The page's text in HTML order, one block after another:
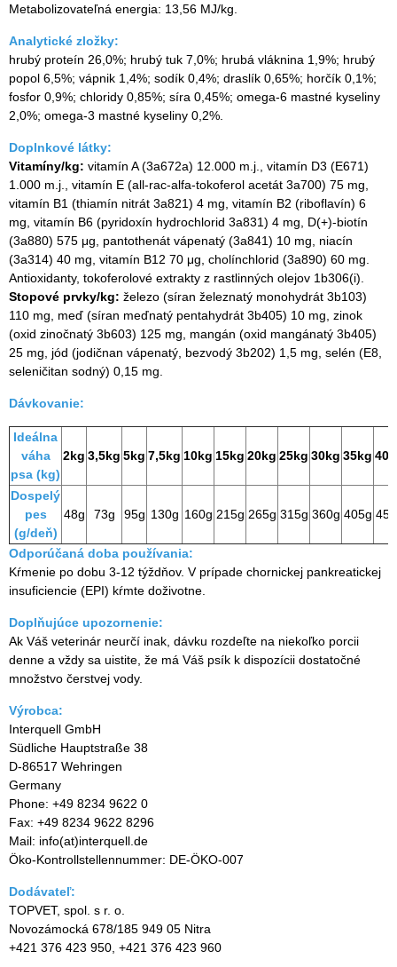
Metabolizovateľná energia: 13,56 MJ/kg.
Analytické zložky:
hrubý proteín 26,0%; hrubý tuk 7,0%; hrubá vláknina 1,9%; hrubý
popol 6,5%; vápnik 1,4%; sodík 0,4%; draslík 0,65%; horčík 0,1%;
fosfor 0,9%; chloridy 0,85%; síra 0,45%; omega-6 mastné kyseliny
2,0%; omega-3 mastné kyseliny 0,2%.
Doplnkové látky:
Vitamíny/kg: vitamín A (3a672a) 12.000 m.j., vitamín D3 (E671)
1.000 m.j., vitamín E (all-rac-alfa-tokoferol acetát 3a700) 75 mg,
vitamín B1 (thiamín nitrát 3a821) 4 mg, vitamín B2 (riboflavín) 6
mg, vitamín B6 (pyridoxín hydrochlorid 3a831) 4 mg, D(+)-biotín
(3a880) 575 μg, pantothenát vápenatý (3a841) 10 mg, niacín
(3a314) 40 mg, vitamín B12 70 μg, cholínchlorid (3a890) 60 mg.
Antioxidanty, tokoferolové extrakty z rastlinných olejov 1b306(i).
Stopové prvky/kg: železo (síran železnatý monohydrát 3b103)
110 mg, meď (síran meďnatý pentahydrát 3b405) 10 mg, zinok
(oxid zinočnatý 3b603) 125 mg, mangán (oxid mangánatý 3b405)
25 mg, jód (jodičnan vápenatý, bezvodý 3b202) 1,5 mg, selén (E8,
seleničitan sodný) 0,15 mg.
Dávkovanie:
Ideálna
váha
psa (kg)
2kg 3,5kg 5kg 7,5kg 10kg 15kg 20kg 25kg 30kg 35kg
Dospelý
pes
(g/deň)
48g 73g 95g 130g 160g 215g 265g 315g 360g 405g
Odporúčaná doba používania:
Kŕmenie po dobu 3-12 týždňov. V prípade chornickej pankreatickej
insuficiencie (EPI) kŕmte doživotne.
Doplňujúce upozornenie:
Ak Váš veterinár neurčí inak, dávku rozdeľte na niekoľko porcii
denne a vždy sa uistite, že má Váš psík k dispozícii dostatočné
množstvo čerstvej vody.
Výrobca:
Interquell GmbH
Südliche Hauptstraße 38
D-86517 Wehringen
Germany
Phone: +49 8234 9622 0
Fax: +49 8234 9622 8296
Mail: info(at)interquell.de
Öko-Kontrollstellennummer: DE-ÖKO-007
Dodávateľ:
TOPVET, spol. s r. o.
Novozámocká 678/185 949 05 Nitra
+421 376 423 950, +421 376 423 960